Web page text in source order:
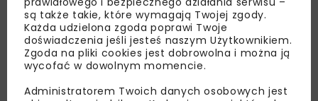
zaproszenia na wydarzenia, atrakcyjne oferty i
dedykowane akcje specjalne.
Zapoznałam/em się zPolityką Prywatnościi
są także takie, które wymagają Twojej zgody.
Każda udzielona zgoda poprawi Twoje
doświadczenia jeśli jesteś naszym Użytkownikiem.
Zgoda na pliki cookies jest dobrowolna i można ją
wycofać w dowolnym momencie.
Administratorem Twoich danych osobowych jest